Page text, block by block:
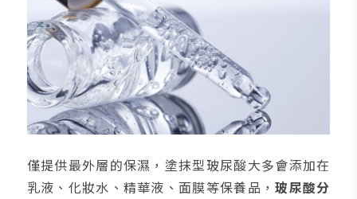
僅提供最外層的保濕，塗抹型玻尿酸大多會添加在
乳液、化妝水、精華液、面膜等保養品，玻尿酸分